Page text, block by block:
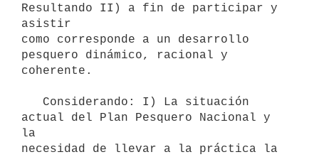
Resultando II) a fin de participar y
asistir
como corresponde a un desarrollo
pesquero dinámico, racional y
coherente.
actual del Plan Pesquero Nacional y
la
necesidad de llevar a la práctica la